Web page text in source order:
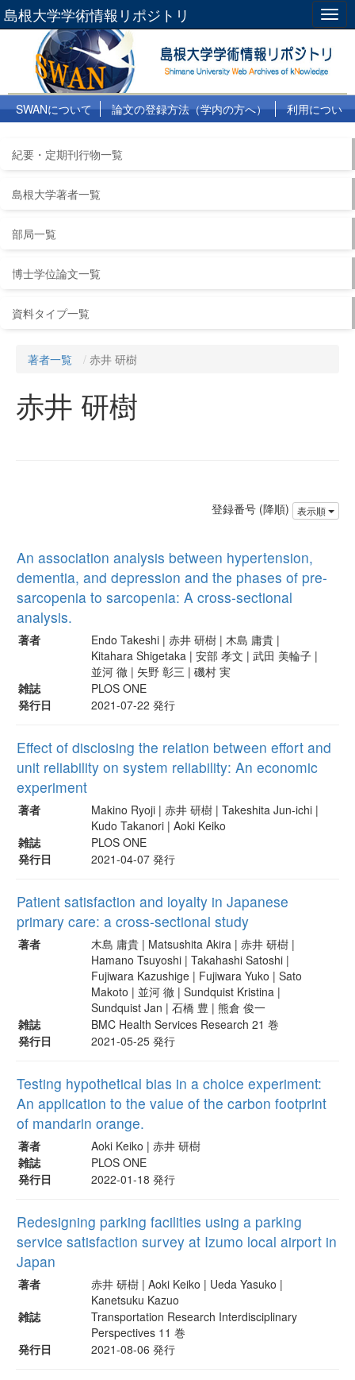
島根大学学術情報リポジトリ
SWANについて 論文の登録方法（学内の方へ）
利用につい
紀要・定期刊行物一覧
島根大学著者一覧
部局一覧
博士学位論文一覧
資料タイプ一覧
著者一覧 赤井 研樹
赤井 研樹
登録番号 (降順) 表示順
An association analysis between hypertension,
dementia, and depression and the phases of pre-
sarcopenia to sarcopenia: A cross-sectional
analysis.
著者
Endo Takeshi | 赤井 研樹 | 木島 庸貴 |
Kitahara Shigetaka | 安部 孝文 | 武田 美輪子 |
並河 徹 | 矢野 彰三 | 磯村 実
雑誌
PLOS ONE
発行日
2021-07-22 発行
Effect of disclosing the relation between effort and
unit reliability on system reliability: An economic
experiment
著者
Makino Ryoji | 赤井 研樹 | Takeshita Jun-ichi |
Kudo Takanori | Aoki Keiko
雑誌
PLOS ONE
発行日
2021-04-07 発行
Patient satisfaction and loyalty in Japanese
primary care: a cross-sectional study
著者
木島 庸貴 | Matsushita Akira | 赤井 研樹 |
Hamano Tsuyoshi | Takahashi Satoshi |
Fujiwara Kazushige | Fujiwara Yuko | Sato
Makoto | 並河 徹 | Sundquist Kristina |
Sundquist Jan | 石橋 豊 | 熊倉 俊一
雑誌
BMC Health Services Research 21 巻
発行日
2021-05-25 発行
Testing hypothetical bias in a choice experiment:
An application to the value of the carbon footprint
of mandarin orange.
著者
Aoki Keiko | 赤井 研樹
雑誌
PLOS ONE
発行日
2022-01-18 発行
Redesigning parking facilities using a parking
service satisfaction survey at Izumo local airport in
Japan
著者
赤井 研樹 | Aoki Keiko | Ueda Yasuko |
Kanetsuku Kazuo
雑誌
Transportation Research Interdisciplinary
Perspectives 11 巻
発行日
2021-08-06 発行